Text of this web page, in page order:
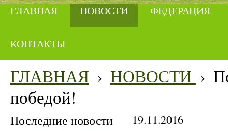
ГЛАВНАЯ НОВОСТИ ФЕДЕРАЦИЯ
КОНТАКТЫ
ГЛАВНАЯ › НОВОСТИ ›
победой!
Последние новости 19.11.2016